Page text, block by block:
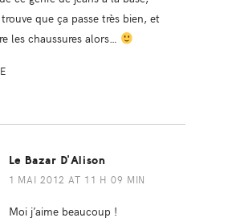
que ça passe très bien, et
les chaussures alors…
Le Bazar D'Alison
1 MAI 2012 AT 11 H 09 MIN
Moi j’aime beaucoup !